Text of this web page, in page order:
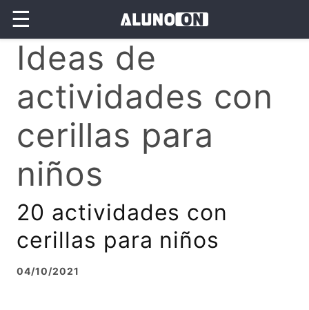
☰
Ideas de
actividades con
cerillas para
niños
20 actividades con
cerillas para niños
04/10/2021